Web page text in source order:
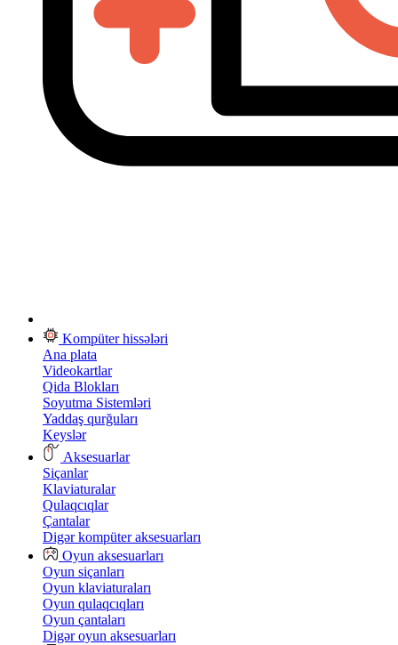
Kompüter hissələri
Ana plata
Videokartlar
Qida Blokları
Soyutma Sistemləri
Yaddaş qurğuları
Keyslər
Aksesuarlar
Siçanlar
Klaviaturalar
Qulaqcıqlar
Çantalar
Digər kompüter aksesuarları
Oyun aksesuarları
Oyun siçanları
Oyun klaviaturaları
Oyun qulaqcıqları
Oyun çantaları
Digər oyun aksesuarları